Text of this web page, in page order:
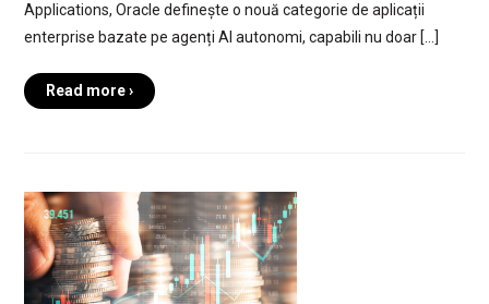
Applications, Oracle definește o nouă categorie de aplicații
enterprise bazate pe agenți AI autonomi, capabili nu doar […]
Read more ›